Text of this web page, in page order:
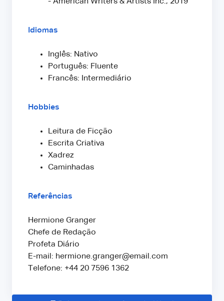
Idiomas
Inglês: Nativo
Português: Fluente
Francês: Intermediário
Hobbies
Leitura de Ficção
Escrita Criativa
Xadrez
Caminhadas
Referências
Hermione Granger
Chefe de Redação
Profeta Diário
E-mail: hermione.granger@email.com
Telefone: +44 20 7596 1362